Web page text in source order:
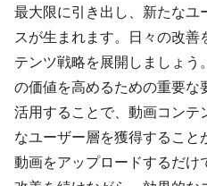
最大限に引き出し、新たなユ
スが生まれます。日々の改
テンツ戦略を展開しましょう
の価値を高めるための重要な
活用することで、動画コンテ
なユーザー層を獲得すること
動画をアップロードするだけ